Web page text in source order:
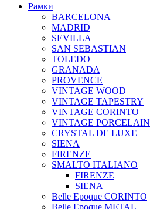
Рамки
BARCELONA
MADRID
SEVILLA
SAN SEBASTIAN
TOLEDO
GRANADA
PROVENCE
VINTAGE WOOD
VINTAGE TAPESTRY
VINTAGE CORINTO
VINTAGE PORCELAIN
CRYSTAL DE LUXE
SIENA
FIRENZE
SMALTO ITALIANO
FIRENZE
SIENA
Belle Epoque CORINTO
Belle Epoque METAL